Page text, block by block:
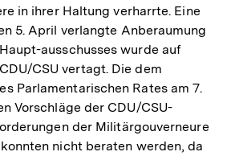
in ihrer Haltung verharrte. Eine
5. April verlangte Anberaumung
ausschusses wurde auf
CSU vertagt. Die dem
Parlamentarischen Rates am 7.
Vorschläge der CDU/CSU-
der Militärgouverneure
nicht beraten werden, da